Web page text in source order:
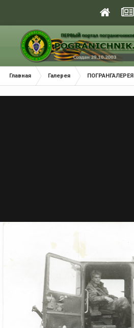
Главная Галерея ПОГРАНГАЛЕРЕЯ